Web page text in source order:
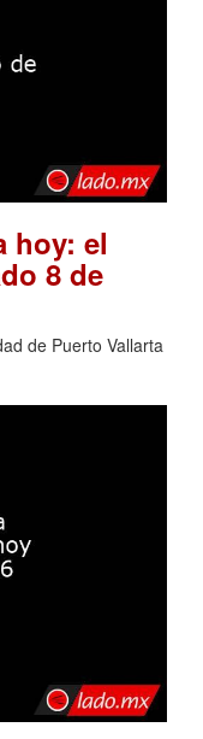
hoy: el
8 de
de Puerto Vallarta